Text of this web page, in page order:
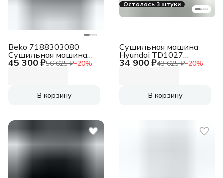
45 300 ₽56 625 ₽−20%
Beko 7188303080
Сушильная машина
B3T47238 белый, 7 кг,
В корзину
Осталось 3 штуки
34 900 ₽43 625 ₽−20%
Сушильная машина
Hyundai TD1027
кл.энер.:B
В корзину